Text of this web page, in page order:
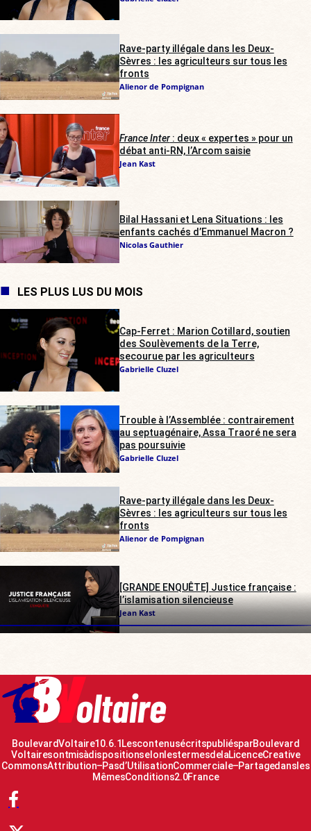
Rave-party illégale dans les Deux-
Sèvres : les agriculteurs sur tous les
fronts
Alienor de Pompignan
France Inter: deux « expertes » pour un
débat anti-RN, l’Arcom saisie
Jean Kast
Bilal Hassani et Lena Situations : les
enfants cachés d’Emmanuel Macron ?
Nicolas Gauthier
LES PLUS LUS DU MOIS
Cap-Ferret : Marion Cotillard, soutien
des Soulèvements de la Terre,
secourue par les agriculteurs
Gabrielle Cluzel
Trouble à l’Assemblée : contrairement
au septuagénaire, Assa Traoré ne sera
pas poursuivie
Gabrielle Cluzel
Rave-party illégale dans les Deux-
Sèvres : les agriculteurs sur tous les
fronts
Alienor de Pompignan
[GRANDE ENQUÊTE] Justice française :
l’islamisation silencieuse
Jean Kast
Boulevard Voltaire 10.6.1 Les contenus écrits publiés par Boulevard
Voltaire sont mis à disposition selon les termes de la Licence Creative
Commons Attribution – Pas d’Utilisation Commerciale – Partage dans les
Mêmes Conditions 2.0 France